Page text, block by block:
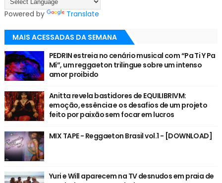
Powered by Translate
MAIS ACESSADAS DA SEMANA
PEDRIN estreia no cenário musical com “Pa Ti Y Pa
Mí”, um reggaeton trilingue sobre um intenso
amor proibido
Anitta revela bastidores de EQUILIBRIVM:
emoção, essência e os desafios de um projeto
feito por paixão sem focar em lucros
MIX TAPE - Reggaeton Brasil vol.1 - [DOWNLOAD]
Yuri e Will aparecem na TV desnudos em praia de